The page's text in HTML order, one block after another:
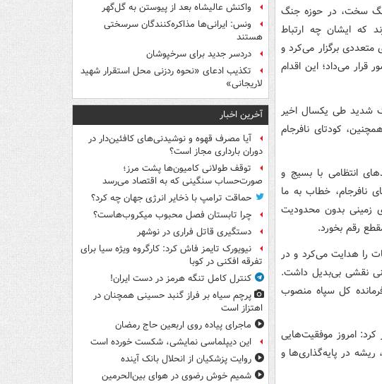
جنگ سخت، در حوزه جنگ
که ایشان چه ارتباط
برگزار می‌کرد و
می‌داد؛ این اقدام
شدید طی یکسال اخیر
شدید از جمله جنگ تحمیلی ۱۲ روزه و همچنین، کودتای نافرجام
انتظامی با بسیج و
نافرجام، خطاب به ما
زمینی بدون محدودیت
رقم بخورد.
را هدایت می‌کرد و در
نقشی بی‌بدیل داشت.
کل سپاه منصوب
کرد: امروز موفقیت‌هایی
ریشه در پایه‌گذاری‌ها و
واکنش عالیشاه بعد از پیوستن به گل‌گهر
ونس: ایرانی‌ها مذاکره‌کنندگان سرسختی
هستند
دردسر جدید برای سرخپوشان
تکذیب ادعای «نحوه ردزنی محل استقرار شهید
لاریجانی»
آخرین اخبار
آیا مصرف قهوه و نوشیدنی‌های کافئین‌دار در
دوران بارداری مجاز است؟
توقف طولانی کامیون‌ها پشت مرز؛
صورت‌حساب سنگینی که به اقتصاد می‌رسد
حماقت ترامپ با ذخایر انرژی جهان چه کرد؟
چرا تابستان فصل محبوب میکروب‌هاست؟
دستگیری قاتل فراری در نوشهر
نیویورک تایمز فاش کرد: کارگروه ویژه سیا برای
تفرقه افکنی در کوبا
کنترل کامل تنگه هرمز در دست ایران!
پرچم سیاه بر فراز گنبد حسینی همچنان در
اهتزاز است
ماجرای پیاده روی اربعین حاج رمضان
این دیپلماسی نمایشی، شکست خورده است
روایت پزشکیان از انحلال بانک آینده
شمیم خوش رضوی در هوای بین‌الحرمین